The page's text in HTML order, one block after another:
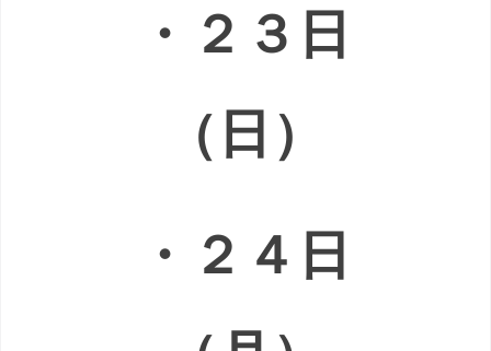
・２３日
（日）
・２４日